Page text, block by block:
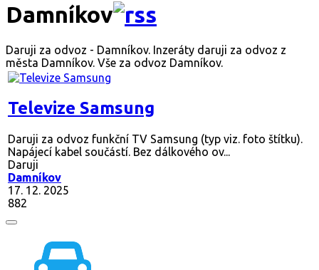
Damníkov
Daruji za odvoz - Damníkov. Inzeráty daruji za odvoz z
města Damníkov. Vše za odvoz Damníkov.
Televize Samsung
Daruji za odvoz funkční TV Samsung (typ viz. foto štítku).
Napájecí kabel součástí. Bez dálkového ov...
Daruji
Damníkov
17. 12. 2025
882